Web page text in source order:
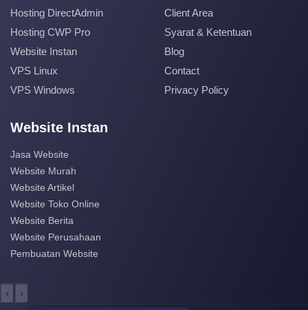
Hosting DirectAdmin
Hosting CWP Pro
Website Instan
VPS Linux
VPS Windows
Client Area
Syarat & Ketentuan
Blog
Contact
Privacy Policy
Website Instan
Jasa Website
Website Murah
Website Artikel
Website Toko Online
Website Berita
Website Perusahaan
Pembuatan Website
‹ ›